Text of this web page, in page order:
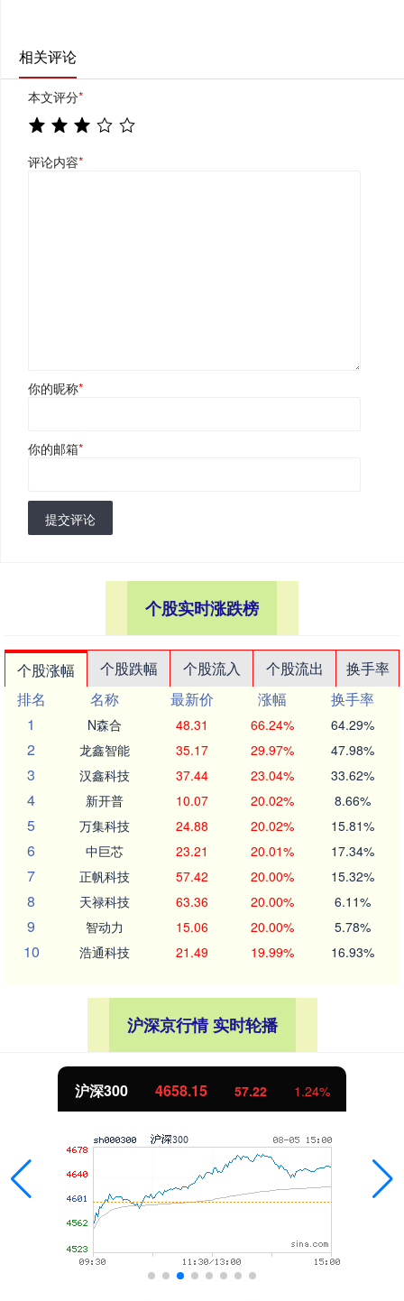
相关评论
本文评分*
评论内容*
你的昵称*
你的邮箱*
提交评论
个股实时涨跌榜
个股涨幅 个股跌幅 个股流入 个股流出
换手率
排名
名称 最新价 涨幅
换手率
1
N森合 48.31 66.24% 64.29%
2 龙鑫智能 35.17 29.97% 47.98%
3 汉鑫科技 37.44 23.04% 33.62%
4 新开普 10.07 20.02% 8.66%
5 万集科技 24.88 20.02% 15.81%
6 中巨芯 23.21 20.01% 17.34%
7 正帆科技 57.42 20.00% 15.32%
8 天禄科技 63.36 20.00% 6.11%
9 智动力 15.06 20.00% 5.78%
10 浩通科技 21.49 19.99% 16.93%
沪深京行情 实时轮播
北证50 1119.46 25.97 2.38%